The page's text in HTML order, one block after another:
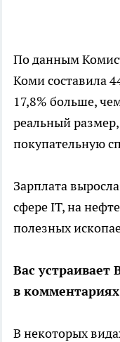
По данным
Коми составила
17,8% больше,
реальный
покупательную
Зарплата
сфере IT, на
полезных
Вас устраивает
в комментариях
В некоторых